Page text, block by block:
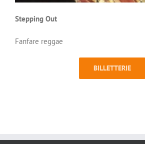
Stepping Out
Fanfare reggae
BILLETTERIE